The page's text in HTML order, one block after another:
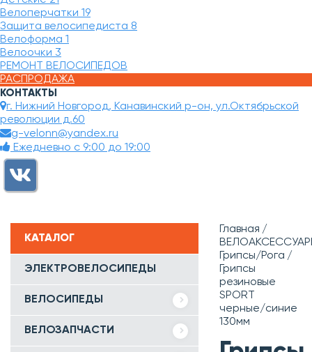
Велоперчатки 19
Защита велосипедиста 8
Велоформа 1
Велоочки 3
РЕМОНТ ВЕЛОСИПЕДОВ
РАСПРОДАЖА
КОНТАКТЫ
г. Нижний Новгород, Канавинский р-он, ул.Октябрьской
революции д.60
g-velonn@yandex.ru
Ежедневно с 9:00 до 19:00
КАТАЛОГ
ЭЛЕКТРОВЕЛОСИПЕДЫ
ВЕЛОСИПЕДЫ
ВЕЛОЗАПЧАСТИ
Главная
Грипсы/Рога
Грипсы
резиновые
SPORT
черные/синие
130мм